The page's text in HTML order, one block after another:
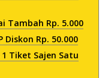
Tambah Rp. 5.000
Diskon Rp. 50.000
Tiket Sajen Satu